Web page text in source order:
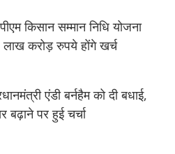
किसान सम्मान निधि योजना
करोड़ रुपये होंगे खर्च
एंडी बर्नहैम को दी बधाई,
बढ़ाने पर हुई चर्चा